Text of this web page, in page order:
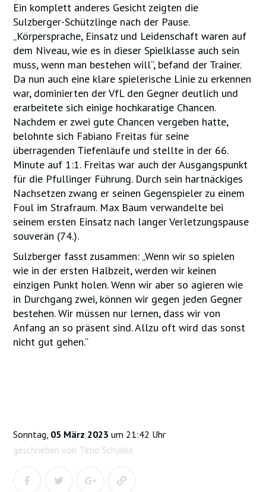
Ein komplett anderes Gesicht zeigten die
Sulzberger-Schützlinge nach der Pause.
„Körpersprache, Einsatz und Leidenschaft waren auf
dem Niveau, wie es in dieser Spielklasse auch sein
muss, wenn man bestehen will“, befand der Trainer.
Da nun auch eine klare spielerische Linie zu erkennen
war, dominierten der VfL den Gegner deutlich und
erarbeitete sich einige hochkaratige Chancen.
Nachdem er zwei gute Chancen vergeben hatte,
belohnte sich Fabiano Freitas für seine
überragenden Tiefenläufe und stellte in der 66.
Minute auf 1:1. Freitas war auch der Ausgangspunkt
für die Pfullinger Führung. Durch sein hartnäckiges
Nachsetzen zwang er seinen Gegenspieler zu einem
Foul im Strafraum. Max Baum verwandelte bei
seinem ersten Einsatz nach langer Verletzungspause
souverän (74.).
Sulzberger fasst zusammen: „Wenn wir so spielen
wie in der ersten Halbzeit, werden wir keinen
einzigen Punkt holen. Wenn wir aber so agieren wie
in Durchgang zwei, können wir gegen jeden Gegner
bestehen. Wir müssen nur lernen, dass wir von
Anfang an so präsent sind. Allzu oft wird das sonst
nicht gut gehen.“
Sonntag, 05 März 2023 um 21:42 Uhr
geschrieben von Timo Schyska